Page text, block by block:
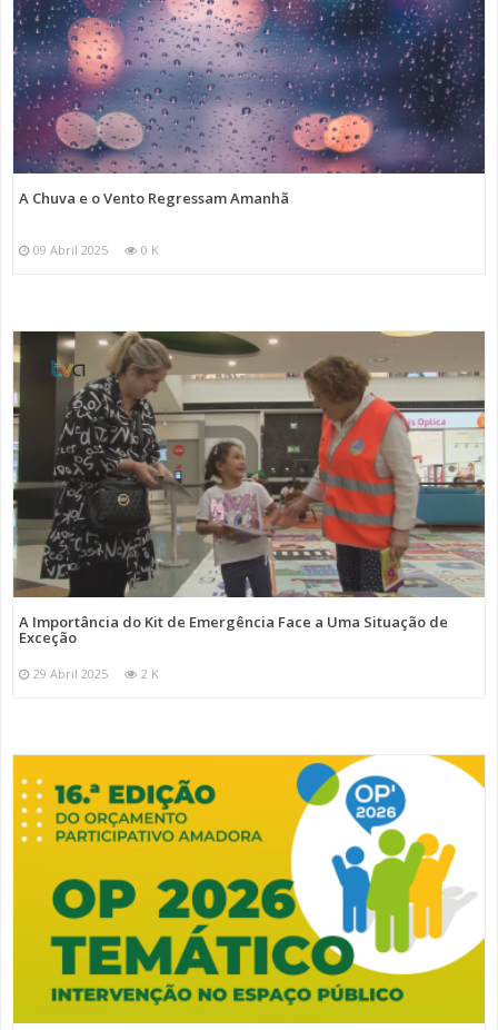
A Chuva e o Vento Regressam Amanhã
09 Abril 2025 0 K
A Importância do Kit de Emergência Face a Uma Situação de
Exceção
29 Abril 2025 2 K